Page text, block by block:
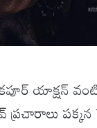
యాక్షన్ వంటి
పక్కన